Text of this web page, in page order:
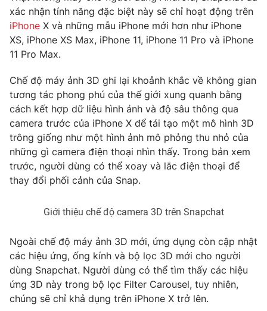
Hậu trường
Nhân vật
Khán giả
Giải sao mai
Điện ảnh
Âm nhạc
Đời sống
Du lịch
Làm đẹp
Chất lượng cuộc sống
Tuyển sinh
Học trực tuyến
Công nghệ
Hitech Công nghệ tương lai
Sản phẩm
Thị trường
Giao lưu trực tuyến
Lịch phát sóng
Chuyên mục khác
Photo Infographic
Video Shorts video
xác nhận tính năng đặc biệt này sẽ chỉ hoạt động trên
iPhone X và những mẫu iPhone mới hơn như iPhone
XS, iPhone XS Max, iPhone 11, iPhone 11 Pro và iPhone
11 Pro Max.
Chế độ máy ảnh 3D ghi lại khoảnh khắc về không gian
tương tác phong phú của thế giới xung quanh bằng
cách kết hợp dữ liệu hình ảnh và độ sâu thông qua
camera trước của iPhone X để tái tạo một mô hình 3D
trông giống như một hình ảnh mô phỏng thu nhỏ của
những gì camera điện thoại nhìn thấy. Trong bản xem
trước, người dùng có thể xoay và lắc điện thoại để
thay đổi phối cảnh của Snap.
Giới thiệu chế độ camera 3D trên Snapchat
Ngoài chế độ máy ảnh 3D mới, ứng dụng còn cập nhật
các hiệu ứng, ống kính và bộ lọc 3D mới cho người
dùng Snapchat. Người dùng có thể tìm thấy các hiệu
ứng 3D này trong bộ lọc Filter Carousel, tuy nhiên,
chúng sẽ chỉ khả dụng trên iPhone X trở lên.